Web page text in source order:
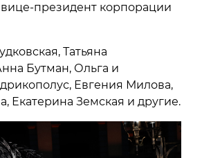
вице-президент корпорации
Татьяна
Бутман, Ольга и
Евгения Милова,
Екатерина Земская и другие.